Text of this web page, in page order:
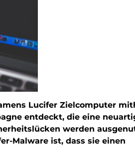
Lucifer Zielcomputer
entdeckt, die eine
werden
Malware ist, dass sie einen